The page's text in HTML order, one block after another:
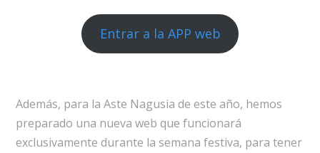
Entrar a la APP web
Además, para la Aste Nagusia de este año, hemos
preparado una nueva web que funcionará
exclusivamente durante la semana festiva, para tener